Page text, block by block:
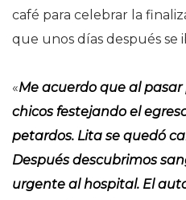
café para celebrar la
que unos días después se
«Me acuerdo que al
chicos festejando el
petardos. Lita se quedó
Después descubrimos
urgente al hospital. El